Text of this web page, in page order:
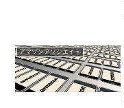
アマゾンアソシエイト